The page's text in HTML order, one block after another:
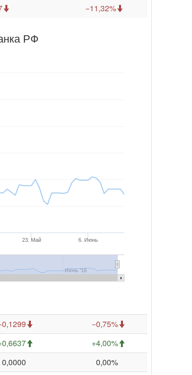
−11,32%
РФ
23. Май 6. Июнь
Июнь '16
−0,75%
+4,00%
0,0000
0,00%